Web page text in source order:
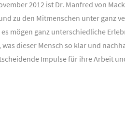
2012 ist Dr. Manfred von
zu den Mitmenschen unter ganz
mögen ganz unterschiedliche
was dieser Mensch so klar und
Impulse für ihre Arbeit